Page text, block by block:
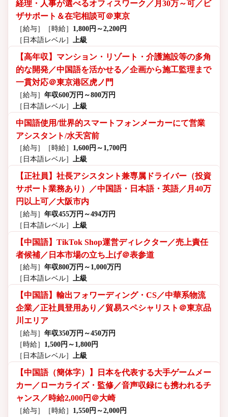
経理・人事が選べるオフィスワーク／月30万～可／ビ
ザサポート＆在宅相談可＠東京
［給与］ ［時給］ 1,800円～2,200円
［日本語レベル］ 上級
【高年収】マンション・リゾート・介護施設等の多角
的な開発／中国語を活かせる／企画から施工監理まで
一貫対応＠東京港区虎ノ門
［給与］ 年収600万円～800万円
［日本語レベル］
上級
中国語使用/世界的スマートフォンメーカーにて営業
アシスタント/水天宮前
［給与］ ［時給］ 1,600円～1,700円
［日本語レベル］ 上級
【正社員】社長アシスタント兼専属ドライバー（投資
サポート業務あり）／中国語・日本語・英語／月40万
円以上可／大阪市内
［給与］ 年収455万円～494万円
［日本語レベル］
上級
【中国語】TikTok Shop運営ディレクター／売上責任
者候補／日本市場の立ち上げ＠表参道
［給与］ 年収800万円～1,000万円
［日本語レベル］ 上級
【中国語】輸出フォワーディング・CS／中華系物流
企業／正社員登用あり／貿易スペシャリスト＠東京品
川エリア
［給与］ 年収350万円～450万円
［時給］ 1,500円～1,800円
［日本語レベル］ 上級
【中国語（簡体字）】日本を代表する大手ゲームメー
カー／ローカライズ・監修／音声収録にも携われるチ
ャンス／時給2,000円＠大崎
［給与］ ［時給］ 1,550円～2,000円